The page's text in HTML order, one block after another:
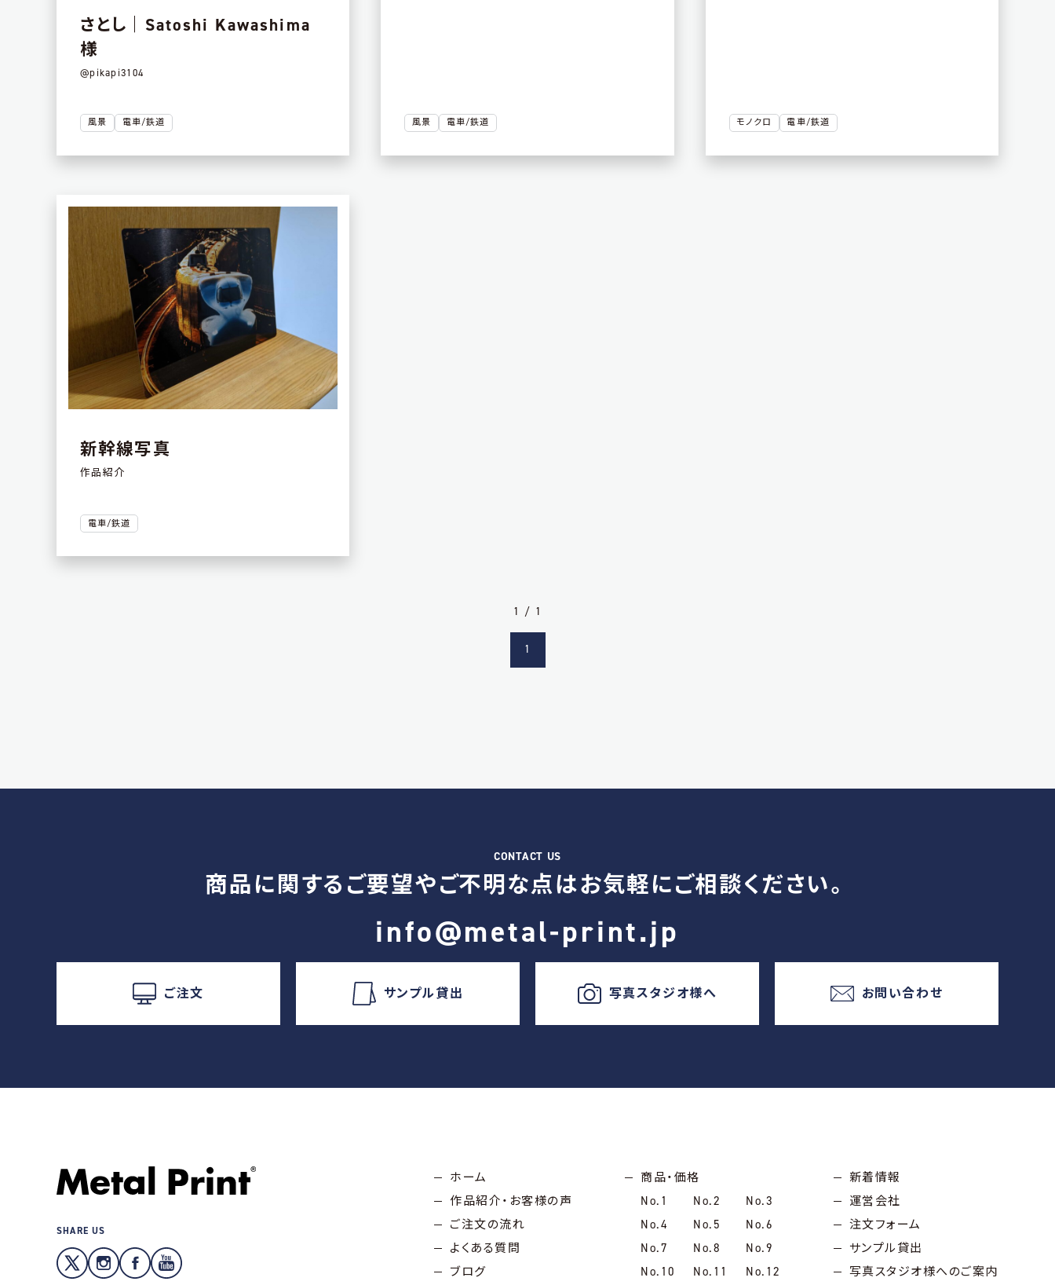
さとし｜Satoshi Kawashima
様
@pikapi3104
風景 電車/鉄道 風景 電車/鉄道 モノクロ 電車/鉄道
新幹線写真
作品紹介
電車/鉄道
1 / 1
1
商品に関するご要望やご不明な点はお気軽にご相談ください。
info@metal-print.jp
ご注文 サンプル貸出 写真スタジオ様へ お問い合わせ
ホーム
作品紹介・お客様の声
ご注文の流れ
よくある質問
ブログ
商品・価格
No.1
No.2
No.3
No.4
No.5
No.6
No.7
No.8
No.9
No.10
No.11 No.12
新着情報
運営会社
注文フォーム
サンプル貸出
写真スタジオ様へのご案内
SHARE US